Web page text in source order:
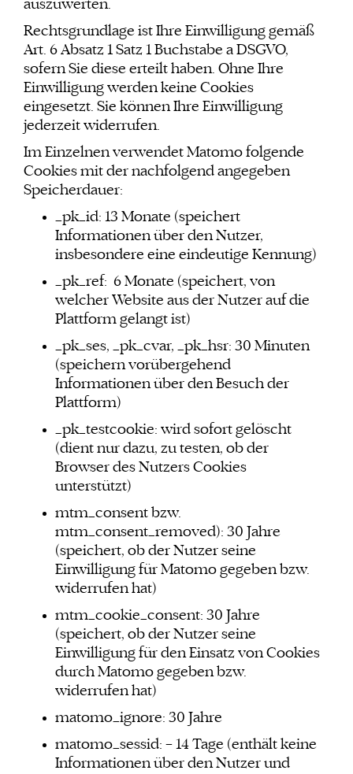
auszuwerten.
Rechtsgrundlage ist Ihre Einwilligung gemäß
Art. 6 Absatz 1 Satz 1 Buchstabe a DSGVO,
sofern Sie diese erteilt haben. Ohne Ihre
Einwilligung werden keine Cookies
eingesetzt. Sie können Ihre Einwilligung
jederzeit widerrufen.
Im Einzelnen verwendet Matomo folgende
Cookies mit der nachfolgend angegeben
Speicherdauer:
_pk_id: 13 Monate (speichert
Informationen über den Nutzer,
insbesondere eine eindeutige Kennung)
_pk_ref: 6 Monate (speichert, von
welcher Website aus der Nutzer auf die
Plattform gelangt ist)
_pk_ses, _pk_cvar, _pk_hsr: 30 Minuten
(speichern vorübergehend
Informationen über den Besuch der
Plattform)
_pk_testcookie: wird sofort gelöscht
(dient nur dazu, zu testen, ob der
Browser des Nutzers Cookies
unterstützt)
mtm_consent bzw.
mtm_consent_removed): 30 Jahre
(speichert, ob der Nutzer seine
Einwilligung für Matomo gegeben bzw.
widerrufen hat)
mtm_cookie_consent: 30 Jahre
(speichert, ob der Nutzer seine
Einwilligung für den Einsatz von Cookies
durch Matomo gegeben bzw.
widerrufen hat)
matomo_ignore: 30 Jahre
matomo_sessid: – 14 Tage (enthält keine
Informationen über den Nutzer und